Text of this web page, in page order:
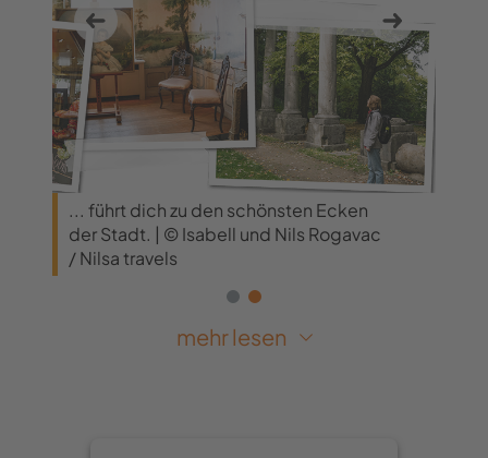
... führt dich zu den schönsten Ecken
der Stadt. | © Isabell und Nils Rogavac
/ Nilsa travels
Altstadt, Museen und
mehr lesen